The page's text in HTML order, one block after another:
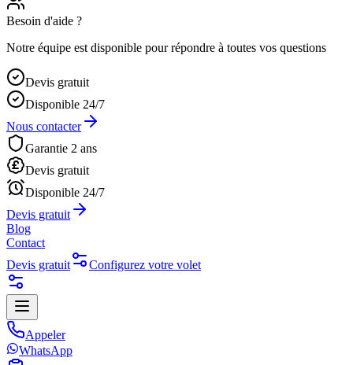
Besoin d'aide ?
Notre équipe est disponible pour répondre à toutes vos questions
Devis gratuit
Disponible 24/7
Nous contacter
Garantie 2 ans
Devis gratuit
Disponible 24/7
Devis gratuit
Blog
Contact
Devis gratuit
Configurez votre volet
Appeler
WhatsApp